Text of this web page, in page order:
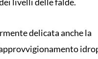
delicata anche la